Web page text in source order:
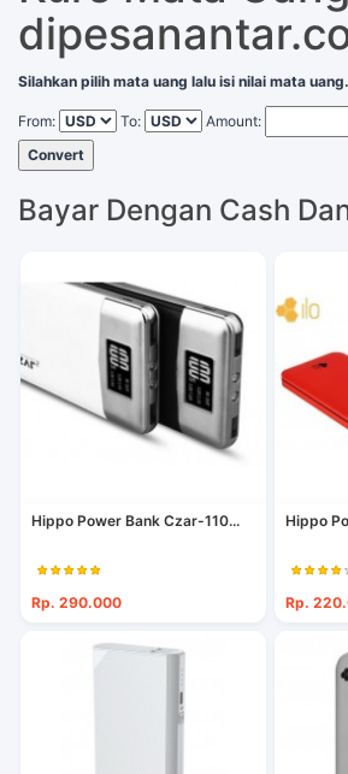
Silahkan pilih mata uang lalu isi nilai mata uang.
From: To:
Amount:
Convert
Bayar Dengan Cash
Hippo Power Bank Czar-110...
Rp. 290.000
Hippo
Rp.